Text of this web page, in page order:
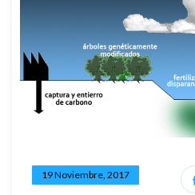
19 Noviembre, 2017